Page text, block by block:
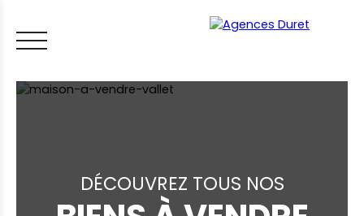
DÉCOUVREZ TOUS NOS